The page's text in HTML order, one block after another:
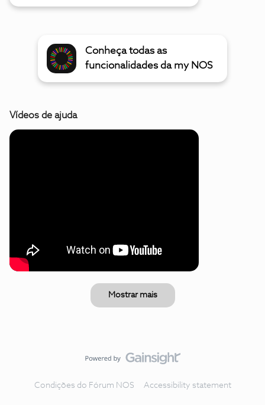
Conheça todas as
funcionalidades da my NOS
Vídeos de ajuda
Mostrar mais
Condições do Fórum NOS Accessibility statement